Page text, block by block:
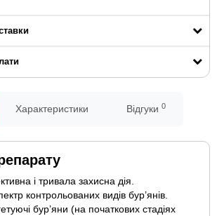
Характеристики Відгуки 0
і тривала захисна дія.
контрольованих видів бур’янів.
бур’яни (на початкових стадіях